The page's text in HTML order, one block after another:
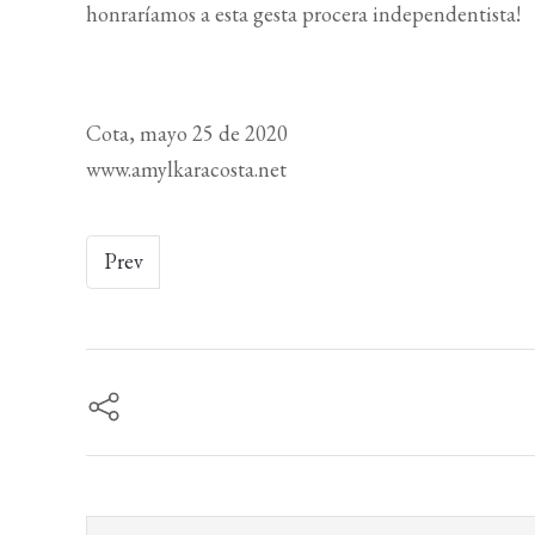
honraríamos a esta gesta procera independentista!
Cota, mayo 25 de 2020
www.amylkaracosta.net
Prev